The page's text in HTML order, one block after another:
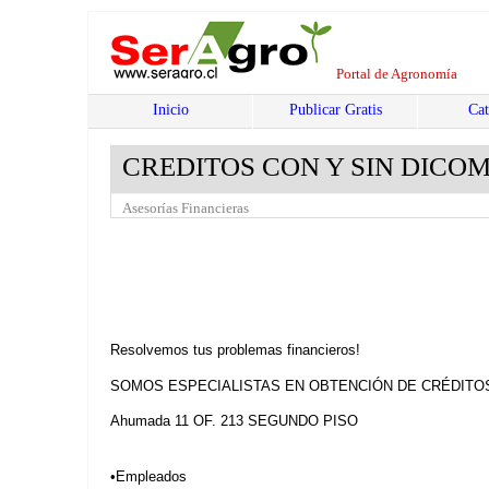
Portal de Agronomía
Inicio Publicar Gratis
CREDITOS CON Y SIN
Asesorías Financieras
Resolvemos tus problemas financieros!
SOMOS ESPECIALISTAS EN OBTENCIÓN DE
Ahumada 11 OF. 213 SEGUNDO PISO
•Empleados